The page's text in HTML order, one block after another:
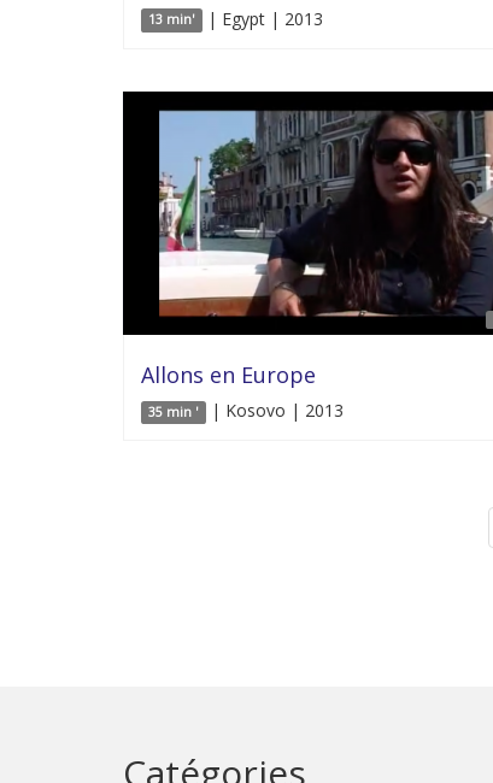
13 min' | Egypt | 2013
Allons en Europe
35 min ' | Kosovo | 2013
Catégories